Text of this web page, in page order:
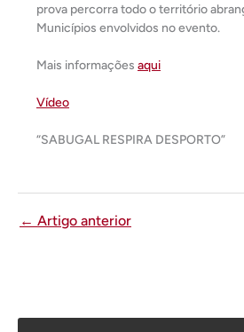
prova percorra todo o território
Municípios envolvidos no evento.
Mais informações aqui
Vídeo
“SABUGAL RESPIRA DESPORTO”
← Artigo anterior